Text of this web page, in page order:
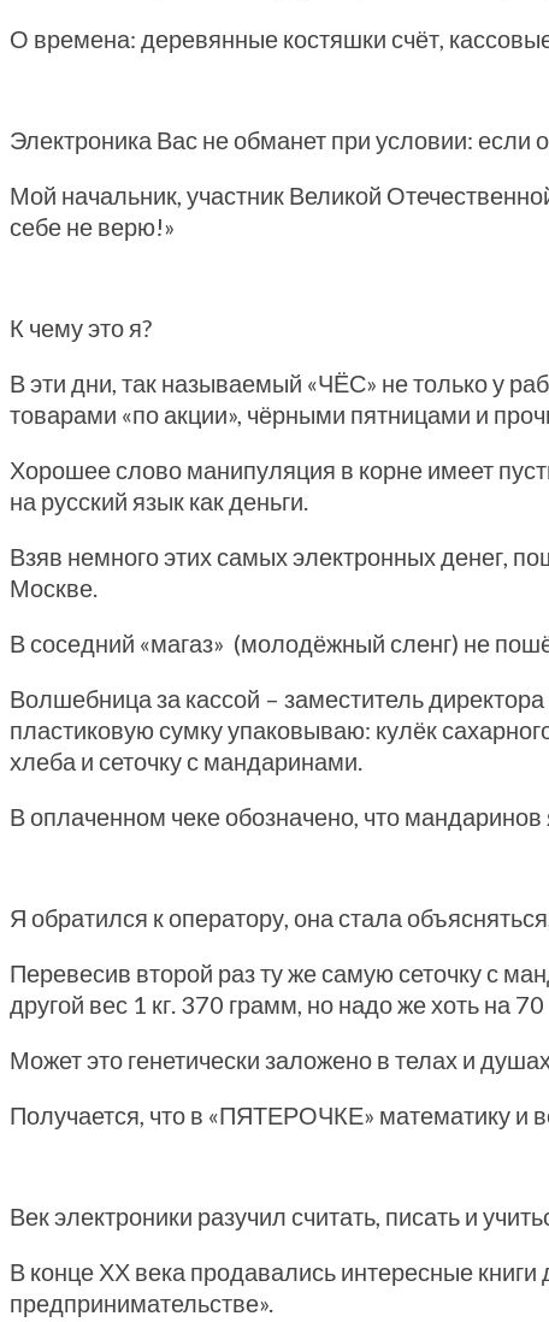
О времена: деревянные костяшки счёт,
Электроника Вас не обманет при условии: если
Мой начальник, участник Великой
себе не верю!»
К чему это я?
В эти дни, так называемый «ЧЁС» не только у
товарами «по акции», чёрными пятницами и
Хорошее слово манипуляция в корне имеет
на русский язык как деньги.
Взяв немного этих самых электронных денег,
Москве.
В соседний «магаз» (молодёжный сленг) не
Волшебница за кассой – заместитель
пластиковую сумку упаковываю: кулёк
хлеба и сеточку с мандаринами.
В оплаченном чеке обозначено, что мандаринов
Я обратился к оператору, она стала
Перевесив второй раз ту же самую сеточку с
другой вес 1 кг. 370 грамм, но надо же хоть на
Может это генетически заложено в телах и
Получается, что в «ПЯТЕРОЧКЕ» математику и
Век электроники разучил считать, писать и
В конце ХХ века продавались интересные
предпринимательстве».